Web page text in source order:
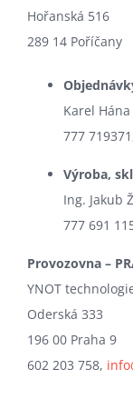
Hořanská 516
289 14 Poříčany
Karel Hána
777
Výroba,
Ing. Jakub
777 691
Provozovna –
YNOT
Oderská 333
196 00 Praha 9
602 203 758,